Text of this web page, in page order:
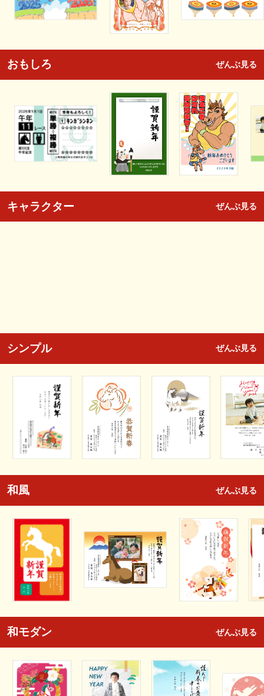
おもしろ ぜんぶ見る
キャラクター ぜんぶ見る
シンプル ぜんぶ見る
和風 ぜんぶ見る
和モダン ぜんぶ見る